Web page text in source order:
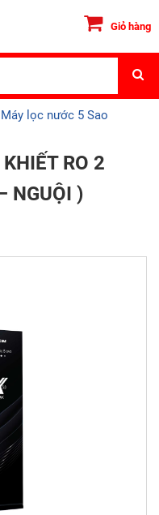
Giỏ hàng
Máy lọc nước 5 Sao
RO 2
NGUỘI )